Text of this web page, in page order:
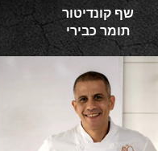
שף קונדיטור
תומר כבירי